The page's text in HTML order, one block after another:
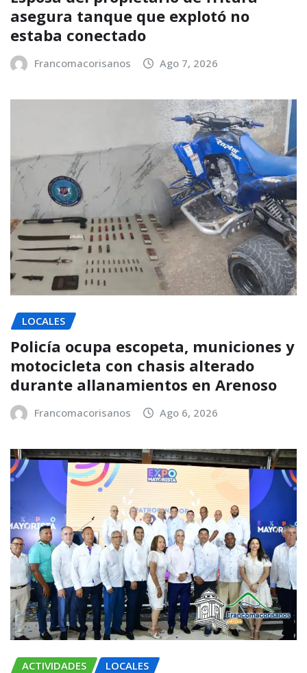
asegura tanque que explotó no
estaba conectado
Francomacorisanos Ago 7, 2026
LOCALES
Policía ocupa escopeta, municiones y
motocicleta con chasis alterado
durante allanamientos en Arenoso
Francomacorisanos Ago 6, 2026
ACTIVIDADES LOCALES